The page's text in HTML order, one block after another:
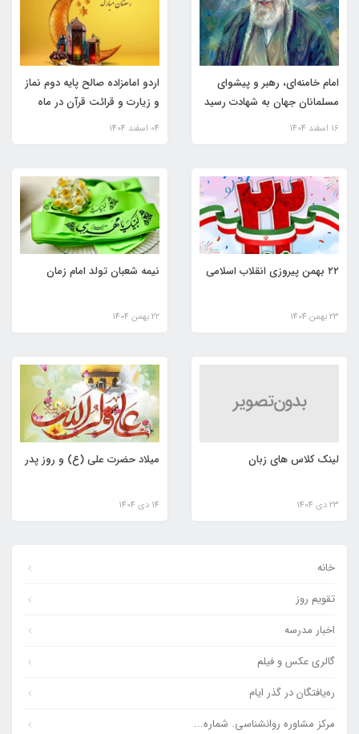
خانه
تقویم روز
اخبار مدرسه
گالری عکس و فیلم
ره‌یافتگان در گذر ایام
مرکز مشاوره روانشناسی. شماره...
امام خامنه‌ای، رهبر و پیشوای
مسلمانان جهان به شهادت رسید
16 اسفند 1404
اردو امامزاده صالح پایه دوم نماز
و زیارت و قرائت قرآن در ماه
مبارک رمضان🌺
04 اسفند 1404
۲۲ بهمن پیروزی انقلاب اسلامی
23 بهمن 1404
نیمه شعبان تولد امام زمان
22 بهمن 1404
لینک کلاس های زبان
23 دی 1404
میلاد حضرت علی (ع) و روز پدر
14 دی 1404